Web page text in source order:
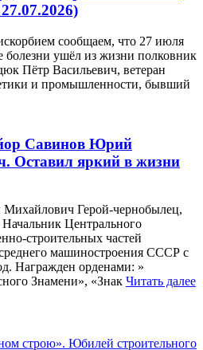
сообщаем, что 27 июля
болезни ушёл из жизни полковник
Пётр Васильевич, ветеран
и промышленности, бывший
Савинов Юрий
Оставил яркий в жизни
Герой-чернобылец,
Центрального
строительных частей
машиностроения СССР с
Награжден орденами: »
Знамени», «Знак Читать далее